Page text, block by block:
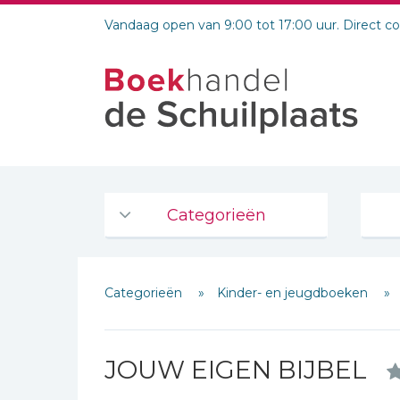
Vandaag open van 9:00 tot 17:00 uur. Direct
Categorieën
De Bijbel
Bijbelse Dagboeken 2026
Bijbelstudie groepen
Categorieën Kinder- en jeugdboeken
JOUW EIGEN BIJBEL